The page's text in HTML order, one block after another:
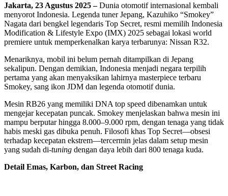
Jakarta, 23 Agustus 2025 –Dunia otomotif internasional kembali
menyorot Indonesia. Legenda tuner Jepang, Kazuhiko “Smokey”
Nagata dari bengkel legendaris Top Secret, resmi memilih Indonesia
Modification & Lifestyle Expo (IMX) 2025 sebagai lokasi world
premiere untuk memperkenalkan karya terbarunya: Nissan R32.
Menariknya, mobil ini belum pernah ditampilkan di Jepang
sekalipun. Dengan demikian, Indonesia menjadi negara terpilih
pertama yang akan menyaksikan lahirnya masterpiece terbaru
Smokey, sang ikon JDM dan legenda otomotif dunia.
Mesin RB26 yang memiliki DNA top speed dibenamkan untuk
mengejar kecepatan puncak. Smokey menjelaskan bahwa mesin ini
mampu berputar hingga 8.000–9.000 rpm, dengan tenaga yang tidak
habis meski gas dibuka penuh. Filosofi khas Top Secret—obsesi
terhadap kecepatan ekstrem—tercermin jelas dalam setup mesin
yang sudah di-tuning dengan daya lebih dari 800 tenaga kuda.
Detail Emas, Karbon, dan Street Racing